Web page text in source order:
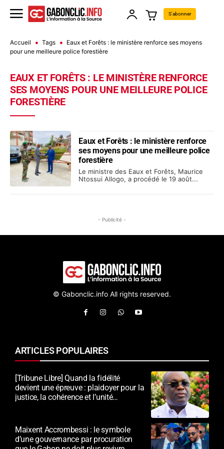
S'abonner
Accueil Tags
Eaux et Forêts : le ministère renforce ses moyens
pour une meilleure police forestière
EAUX ET FORÊTS : LE MINISTÈRE RENFORCE
SES MOYENS POUR UNE MEILLEURE POLICE
FORESTIÈRE
Eaux et Forêts : le ministère renforce
ses moyens pour une meilleure police
forestière
Le ministre des Eaux et Forêts, Maurice
Ntossui Allogo, a procédé le 19 août...
- Publicité -
© Gabonclic.info All rights reserved.
ARTICLES POPULAIRES
[Tribune Libre] Quand la fidélité
devient une épreuve : plaidoyer pour la
justice, la cohérence et l’unité
Maixent Accrombessi : le symbole
d’une gouvernance par procuration